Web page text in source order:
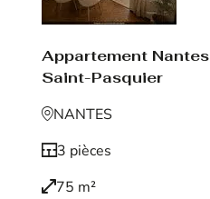
Appartement Nantes
Saint-Pasquier
NANTES
3 pièces
75 m²